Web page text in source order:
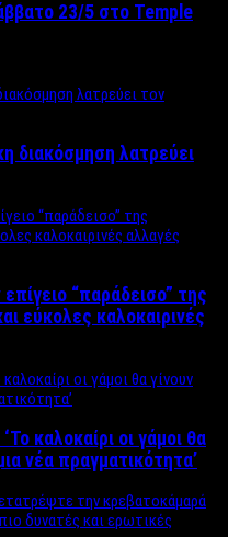
23/5 στο Temple
διακόσμηση λατρεύει
“παράδεισο” της
εύκολες καλοκαιρινές
καλοκαίρι οι γάμοι θα
νέα πραγματικότητα’